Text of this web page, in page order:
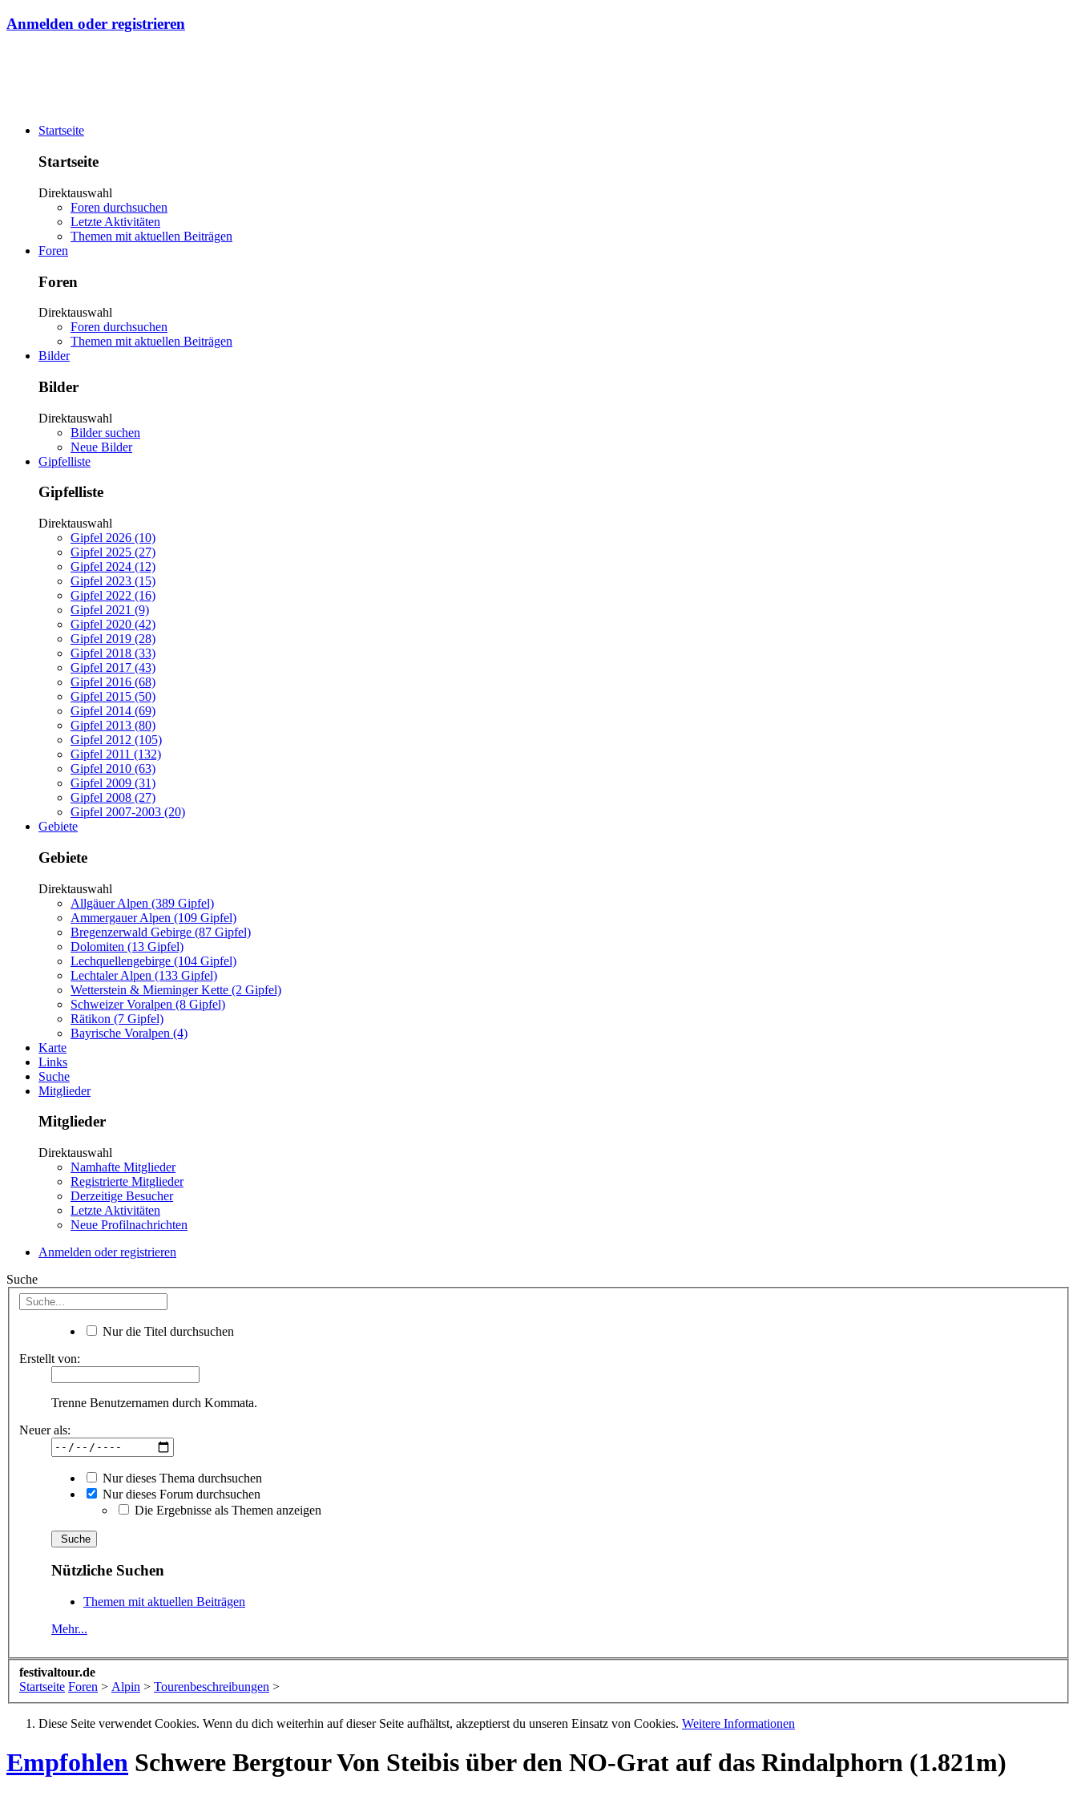
Anmelden oder registrieren
Startseite
Startseite
Direktauswahl
Foren durchsuchen
Letzte Aktivitäten
Themen mit aktuellen Beiträgen
Foren
Foren
Direktauswahl
Foren durchsuchen
Themen mit aktuellen Beiträgen
Bilder
Bilder
Direktauswahl
Bilder suchen
Neue Bilder
Gipfelliste
Gipfelliste
Direktauswahl
Gipfel 2026 (10)
Gipfel 2025 (27)
Gipfel 2024 (12)
Gipfel 2023 (15)
Gipfel 2022 (16)
Gipfel 2021 (9)
Gipfel 2020 (42)
Gipfel 2019 (28)
Gipfel 2018 (33)
Gipfel 2017 (43)
Gipfel 2016 (68)
Gipfel 2015 (50)
Gipfel 2014 (69)
Gipfel 2013 (80)
Gipfel 2012 (105)
Gipfel 2011 (132)
Gipfel 2010 (63)
Gipfel 2009 (31)
Gipfel 2008 (27)
Gipfel 2007-2003 (20)
Gebiete
Gebiete
Direktauswahl
Allgäuer Alpen (389 Gipfel)
Ammergauer Alpen (109 Gipfel)
Bregenzerwald Gebirge (87 Gipfel)
Dolomiten (13 Gipfel)
Lechquellengebirge (104 Gipfel)
Lechtaler Alpen (133 Gipfel)
Wetterstein & Mieminger Kette (2 Gipfel)
Schweizer Voralpen (8 Gipfel)
Rätikon (7 Gipfel)
Bayrische Voralpen (4)
Karte
Links
Suche
Mitglieder
Mitglieder
Direktauswahl
Namhafte Mitglieder
Registrierte Mitglieder
Derzeitige Besucher
Letzte Aktivitäten
Neue Profilnachrichten
Anmelden oder registrieren
Suche
Nur die Titel durchsuchen
Erstellt von:
Trenne Benutzernamen durch Kommata.
Neuer als:
Nur dieses Thema durchsuchen
Nur dieses Forum durchsuchen
Die Ergebnisse als Themen anzeigen
Nützliche Suchen
Themen mit aktuellen Beiträgen
Mehr...
festivaltour.de
Startseite Foren > Alpin > Tourenbeschreibungen >
Diese Seite verwendet Cookies. Wenn du dich weiterhin auf dieser Seite aufhältst, akzeptierst du unseren Einsatz von Cookies. Weitere Informationen
Empfohlen Schwere BergtourVon Steibis über den NO-Grat auf das Rindalphorn (1.821m)